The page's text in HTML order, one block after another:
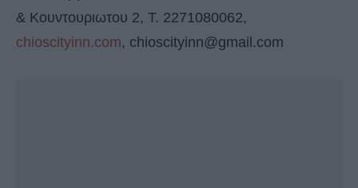
& Κουντουριωτου 2, Τ. 2271080062,
chioscityinn.com, chioscityinn@gmail.com